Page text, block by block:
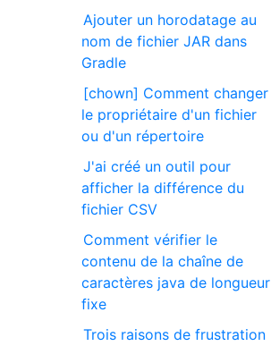
Ajouter un horodatage au
nom de fichier JAR dans
Gradle
[chown] Comment changer
le propriétaire d'un fichier
ou d'un répertoire
J'ai créé un outil pour
afficher la différence du
fichier CSV
Comment vérifier le
contenu de la chaîne de
caractères java de longueur
fixe
Trois raisons de frustration